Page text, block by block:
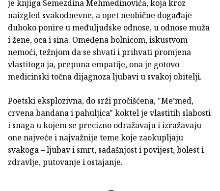
je knjiga Semezdina Mehmedinovića, koja kroz
naizgled svakodnevne, a opet neobične događaje
duboko ponire u međuljudske odno­­se, u odnose muža
i žene, oca i sina. Omeđena bolnicom, iskustvom
nemoći, težnjom da se shvati i prihvati promjena
vlastitoga ja, prepuna empatije, ona je gotovo
medicinski točna dijagnoza ljubavi u svakoj obitelji.
Poetski eksplozivna, do srži pročišćena, "Me’med,
crvena bandana i pahuljica" koktel je vlastitih slabosti
i snaga u kojem se precizno odražavaju i izražavaju
one najve­će i najvažnije teme koje zaokupljaju
svakoga – ljubav i smrt, sadašnjost i povijest, bolest i
zdravlje, putovanje i ostajanje.